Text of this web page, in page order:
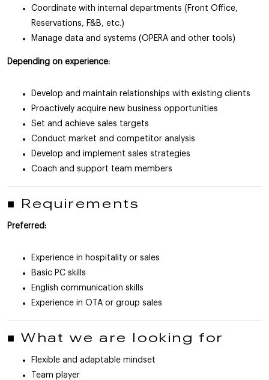
Coordinate with internal departments (Front Office,
Reservations, F&B, etc.)
Manage data and systems (OPERA and other tools)
Depending on experience:
Develop and maintain relationships with existing clients
Proactively acquire new business opportunities
Set and achieve sales targets
Conduct market and competitor analysis
Develop and implement sales strategies
Coach and support team members
■ Requirements
Preferred:
Experience in hospitality or sales
Basic PC skills
English communication skills
Experience in OTA or group sales
■ What we are looking for
Flexible and adaptable mindset
Team player